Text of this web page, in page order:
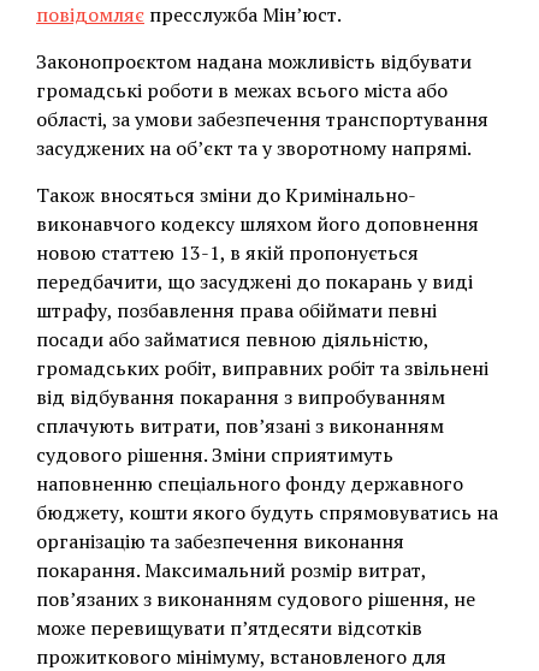
повідомляє пресслужба Мін’юст.
Законопроєктом надана можливість відбувати
громадські роботи в межах всього міста або
області, за умови забезпечення транспортування
засуджених на обʼєкт та у зворотному напрямі.
Також вносяться зміни до Кримінально-
виконавчого кодексу шляхом його доповнення
новою статтею 13-1, в якій пропонується
передбачити, що засуджені до покарань у виді
штрафу, позбавлення права обіймати певні
посади або займатися певною діяльністю,
громадських робіт, виправних робіт та звільнені
від відбування покарання з випробуванням
сплачують витрати, повʼязані з виконанням
судового рішення. Зміни сприятимуть
наповненню спеціального фонду державного
бюджету, кошти якого будуть спрямовуватись на
організацію та забезпечення виконання
покарання. Максимальний розмір витрат,
пов’язаних з виконанням судового рішення, не
може перевищувати п’ятдесяти відсотків
прожиткового мінімуму, встановленого для